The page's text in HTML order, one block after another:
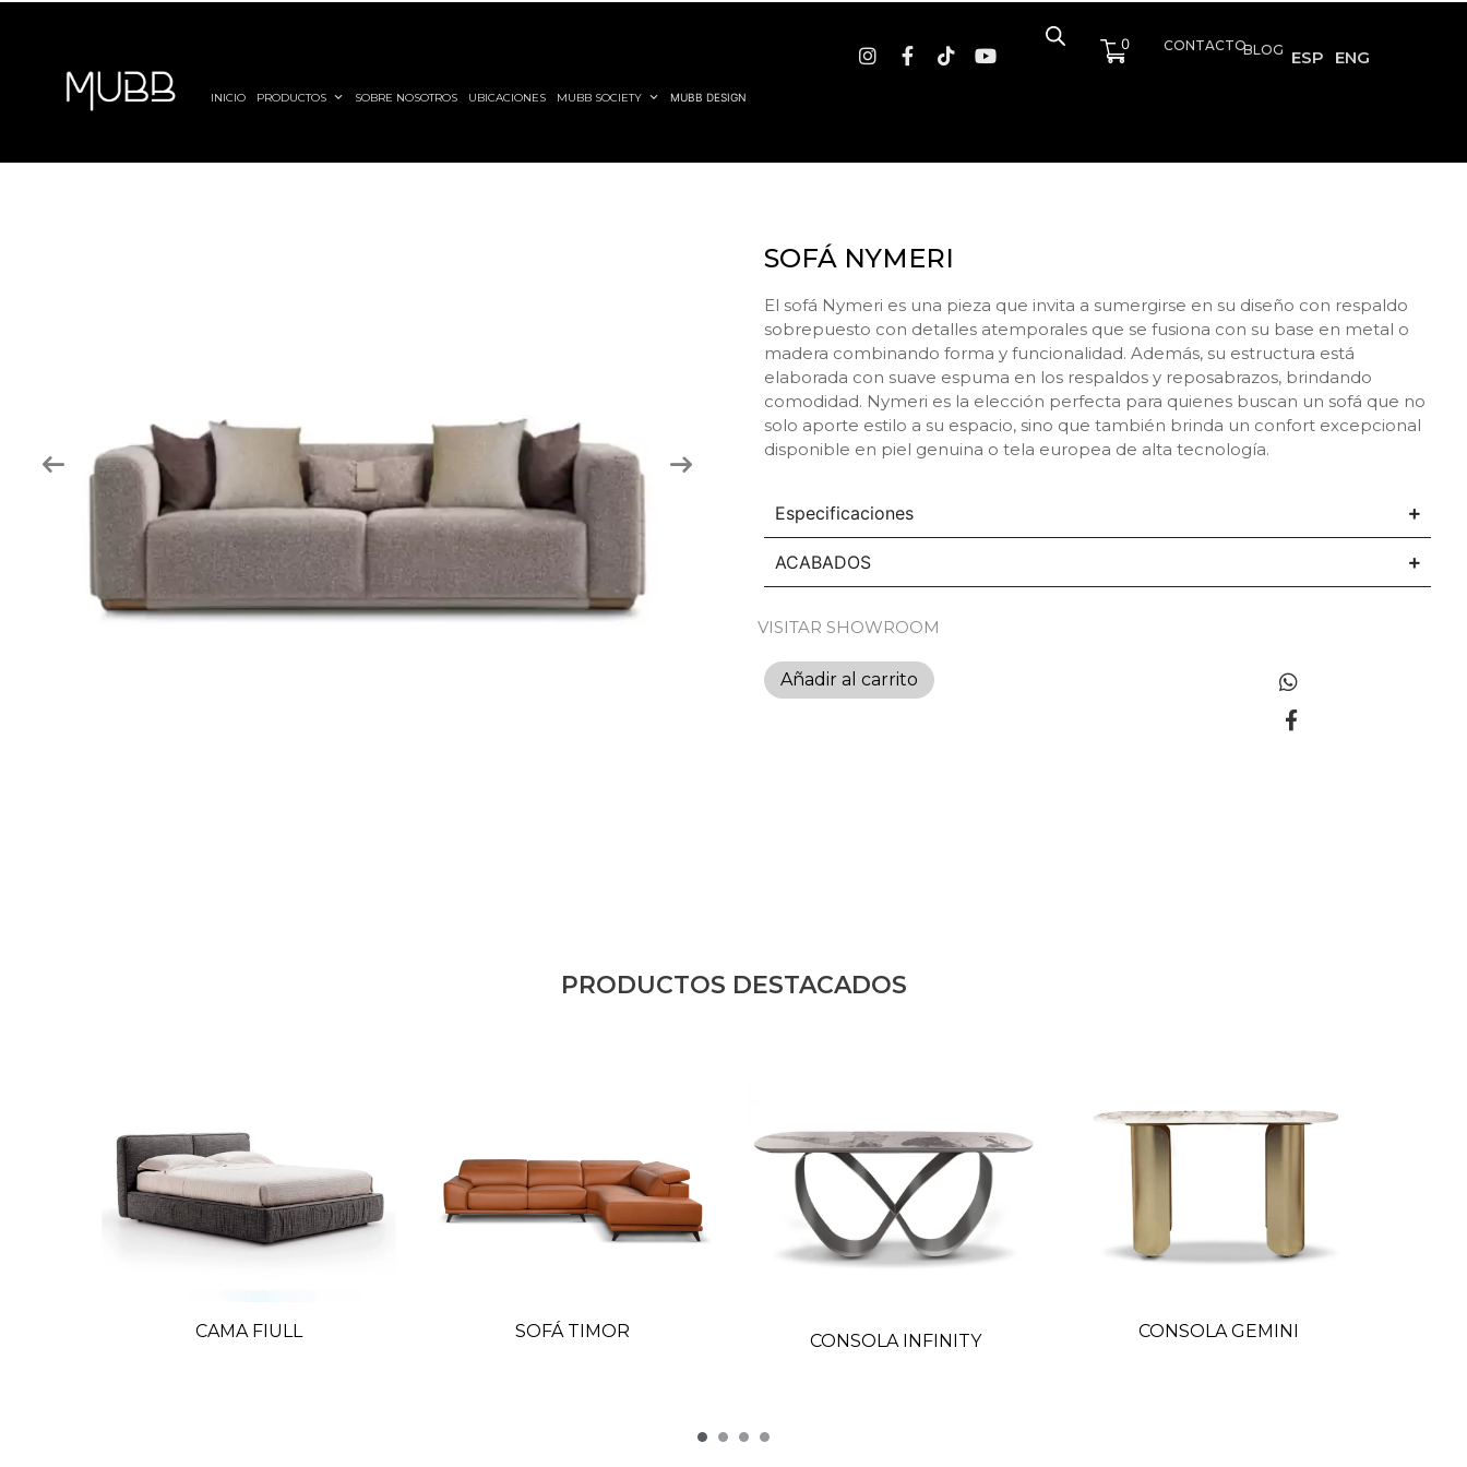
INICIO PRODUCTOS SOBRE NOSOTROS UBICACIONES MUBB SOCIETY MUBB DESIGN
0 CONTACTOBLOG ESP ENG
SOFÁ NYMERI
El sofá Nymeri es una pieza que invita a sumergirse en su diseño con respaldo
sobrepuesto con detalles atemporales que se fusiona con su base en metal o
madera combinando forma y funcionalidad. Además, su estructura está
elaborada con suave espuma en los respaldos y reposabrazos, brindando
comodidad. Nymeri es la elección perfecta para quienes buscan un sofá que no
solo aporte estilo a su espacio, sino que también brinda un confort excepcional
disponible en piel genuina o tela europea de alta tecnología.
Especificaciones
ACABADOS
VISITAR SHOWROOM
Añadir al carrito
PRODUCTOS DESTACADOS
CAMA FIULL SOFÁ TIMOR CONSOLA INFINITY CONSOLA GEMINI